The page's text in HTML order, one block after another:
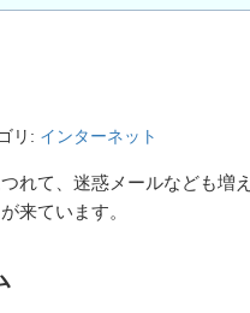
リ: インターネット
れて、迷惑メールなども増
来ています。